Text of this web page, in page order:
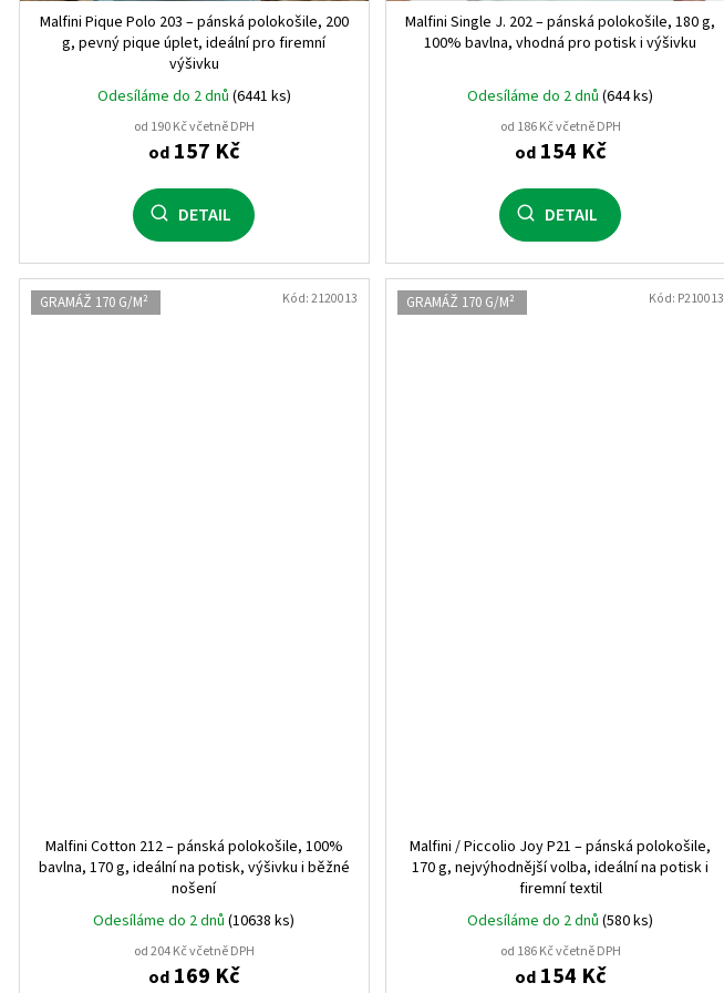
Malfini Pique Polo 203 – pánská polokošile, 200
g, pevný pique úplet, ideální pro firemní
výšivku
Odesíláme do 2 dnů (6441 ks)
od 190 Kč včetně DPH
od157 Kč
DETAIL
Malfini Single J. 202 – pánská polokošile, 180 g,
100% bavlna, vhodná pro potisk i výšivku
Odesíláme do 2 dnů(644 ks)
od 186 Kč včetně DPH
od154 Kč
DETAIL
GRAMÁŽ 170 G/M²
Malfini Cotton 212 – pánská polokošile, 100%
bavlna, 170 g, ideální na potisk, výšivku i běžné
nošení
Odesíláme do 2 dnů(10638 ks)
od 204 Kč včetně DPH
od169 Kč
Kód:2120013 GRAMÁŽ 170 G/M²
Malfini / Piccolio Joy P21 – pánská polokošile,
170 g, nejvýhodnější volba, ideální na potisk i
firemní textil
Odesíláme do 2 dnů(580 ks)
od 186 Kč včetně DPH
od154 Kč
Kód: P210013